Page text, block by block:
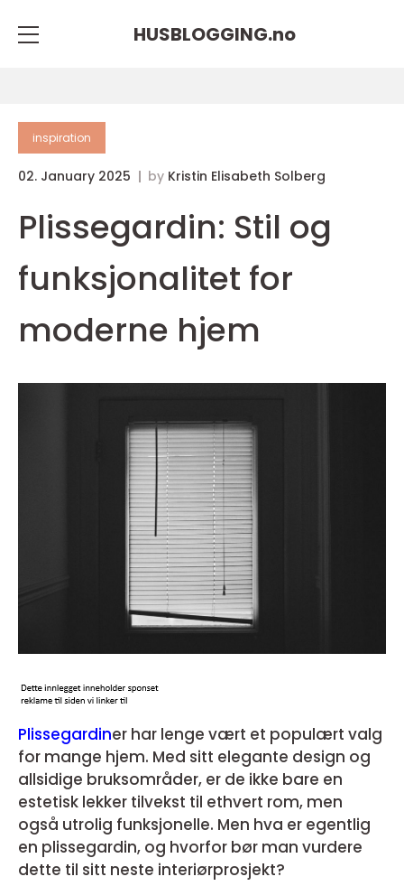
HUSBLOGGING.no
inspiration
02. January 2025 by Kristin Elisabeth Solberg
Plissegardin: Stil og
funksjonalitet for
moderne hjem
Plissegardiner har lenge vært et populært valg
for mange hjem. Med sitt elegante design og
allsidige bruksområder, er de ikke bare en
estetisk lekker tilvekst til ethvert rom, men
også utrolig funksjonelle. Men hva er egentlig
en plissegardin, og hvorfor bør man vurdere
dette til sitt neste interiørprosjekt?